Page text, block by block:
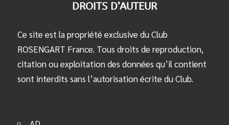
DROITS D’AUTEUR
Ce site est la propriété exclusive du Club
ROSENGART France. Tous droits de reproduction,
citation ou exploitation des données qu’il contient
sont interdits sans l’autorisation écrite du Club.